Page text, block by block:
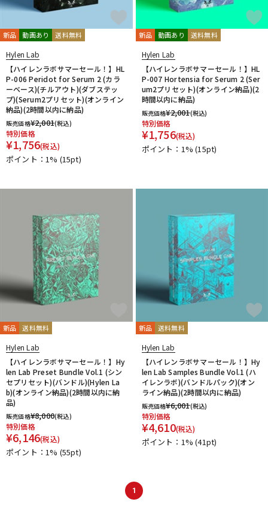
新品 動画あり 送料無料
Hylen Lab
【ハイレンラボサマーセール！】HL
P-006 Peridot for Serum 2 (カラ
ーベース)(チルアウト)(ダブステッ
プ)(Serum2プリセット)(オンライン
納品)(2時間以内に納品)
販売価格¥2,001(税込)
特別価格
¥1,756(税込)
ポイント：1% (15pt)
新品 動画あり 送料無料
Hylen Lab
【ハイレンラボサマーセール！】HL
P-007 Hortensia for Serum 2 (Ser
um2プリセット)(オンライン納品)(2
時間以内に納品)
販売価格¥2,001(税込)
特別価格
¥1,756(税込)
ポイント：1%(15pt)
新品 送料無料
Hylen Lab
【ハイレンラボサマーセール！】Hy
len Lab Preset Bundle Vol.1 (シン
セプリセット)(バンドル)(Hylen La
b)(オンライン納品)(2時間以内に納
品)
販売価格¥8,000(税込)
特別価格
¥6,146(税込)
ポイント：1% (55pt)
新品 送料無料
Hylen Lab
【ハイレンラボサマーセール！】Hy
len Lab Samples Bundle Vol.1 (ハ
イレンラボ)(バンドルパック)(オン
ライン納品)(2時間以内に納品)
販売価格¥6,001(税込)
特別価格
¥4,610(税込)
ポイント：1%(41pt)
1